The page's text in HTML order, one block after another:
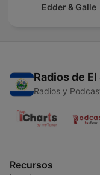
Edder & Galle
Radios de
Radios y
Recursos